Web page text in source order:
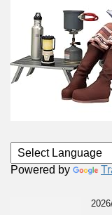
Powered by